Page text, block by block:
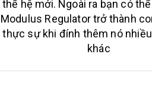
thế hệ mới. Ngoài ra bạn có
Modulus Regulator trở thành
thực sự khi đính thêm nó
khác